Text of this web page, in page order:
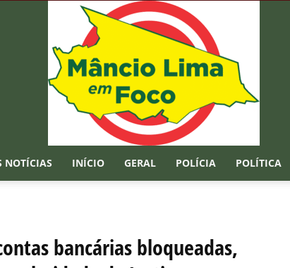
NOTÍCIAS INÍCIO GERAL POLÍCIA POLÍTICA
bancárias bloqueadas,